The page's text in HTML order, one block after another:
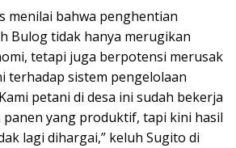
menilai bahwa penghentian
Bulog tidak hanya merugikan
tetapi juga berpotensi merusak
terhadap sistem pengelolaan
petani di desa ini sudah bekerja
yang produktif, tapi kini hasil
lagi dihargai,” keluh Sugito di